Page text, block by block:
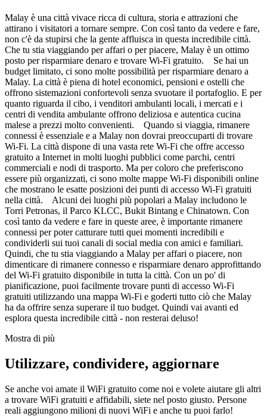
Malay è una città vivace ricca di cultura, storia e attrazioni che
attirano i visitatori a tornare sempre. Con così tanto da vedere e fare,
non c'è da stupirsi che la gente affluisca in questa incredibile città.
Che tu stia viaggiando per affari o per piacere, Malay è un ottimo
posto per risparmiare denaro e trovare Wi-Fi gratuito. Se hai un
budget limitato, ci sono molte possibilità per risparmiare denaro a
Malay. La città è piena di hotel economici, pensioni e ostelli che
offrono sistemazioni confortevoli senza svuotare il portafoglio. E per
quanto riguarda il cibo, i venditori ambulanti locali, i mercati e i
centri di vendita ambulante offrono deliziosa e autentica cucina
malese a prezzi molto convenienti. Quando si viaggia, rimanere
connessi è essenziale e a Malay non dovrai preoccuparti di trovare
Wi-Fi. La città dispone di una vasta rete Wi-Fi che offre accesso
gratuito a Internet in molti luoghi pubblici come parchi, centri
commerciali e nodi di trasporto. Ma per coloro che preferiscono
essere più organizzati, ci sono molte mappe Wi-Fi disponibili online
che mostrano le esatte posizioni dei punti di accesso Wi-Fi gratuiti
nella città. Alcuni dei luoghi più popolari a Malay includono le
Torri Petronas, il Parco KLCC, Bukit Bintang e Chinatown. Con
così tanto da vedere e fare in queste aree, è importante rimanere
connessi per poter catturare tutti quei momenti incredibili e
condividerli sui tuoi canali di social media con amici e familiari.
Quindi, che tu stia viaggiando a Malay per affari o piacere, non
dimenticare di rimanere connesso e risparmiare denaro approfittando
del Wi-Fi gratuito disponibile in tutta la città. Con un po' di
pianificazione, puoi facilmente trovare punti di accesso Wi-Fi
gratuiti utilizzando una mappa Wi-Fi e goderti tutto ciò che Malay
ha da offrire senza superare il tuo budget. Quindi vai avanti ed
esplora questa incredibile città - non resterai deluso!
Mostra di più
Utilizzare, condividere, aggiornare
Se anche voi amate il WiFi gratuito come noi e volete aiutare gli altri
a trovare WiFi gratuiti e affidabili, siete nel posto giusto. Persone
reali aggiungono milioni di nuovi WiFi e anche tu puoi farlo!